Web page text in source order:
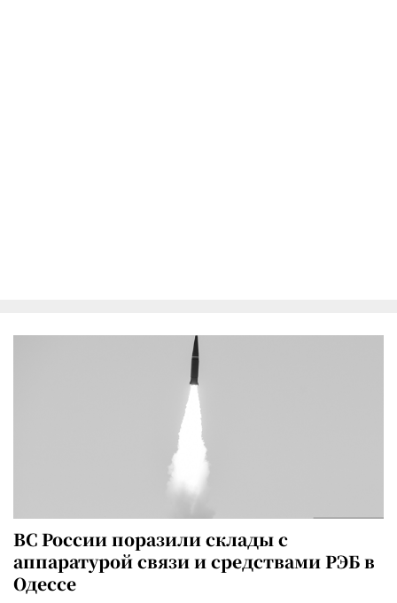
ВС России поразили склады с
аппаратурой связи и средствами РЭБ в
Одессе